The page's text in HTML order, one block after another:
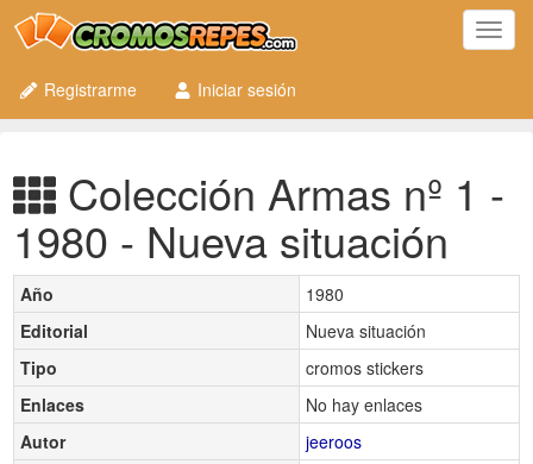
Registrarme
Iniciar sesión
Colección Armas nº 1 -
1980 - Nueva situación
Año
1980
Editorial
Nueva situación
Tipo
cromos stickers
Enlaces
No hay enlaces
Autor
jeeroos